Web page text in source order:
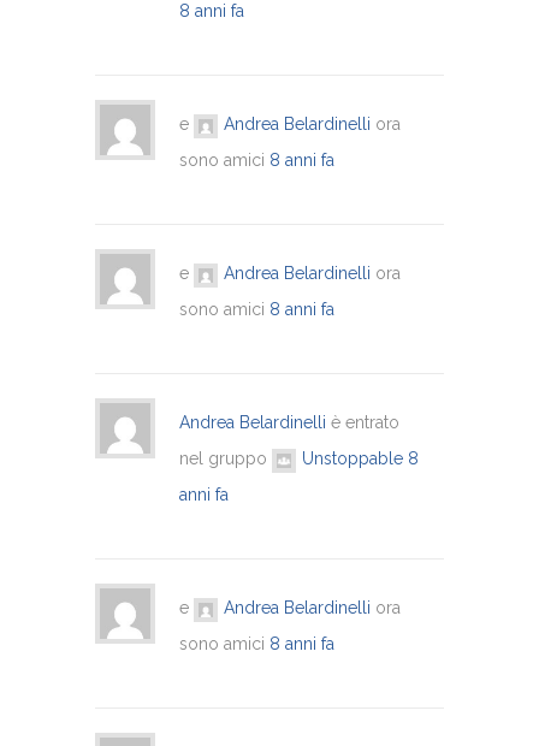
8 anni fa
e Andrea Belardinelli ora
sono amici 8 anni fa
e Andrea Belardinelli ora
sono amici 8 anni fa
Andrea Belardinelli è entrato
nel gruppo
Unstoppable 8
anni fa
e Andrea Belardinelli ora
sono amici 8 anni fa